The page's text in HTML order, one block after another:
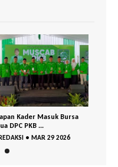
PDI Perjuangan– GP Ansor
Bangil Buka P...
BY REDAKSI •MAR 18 2026